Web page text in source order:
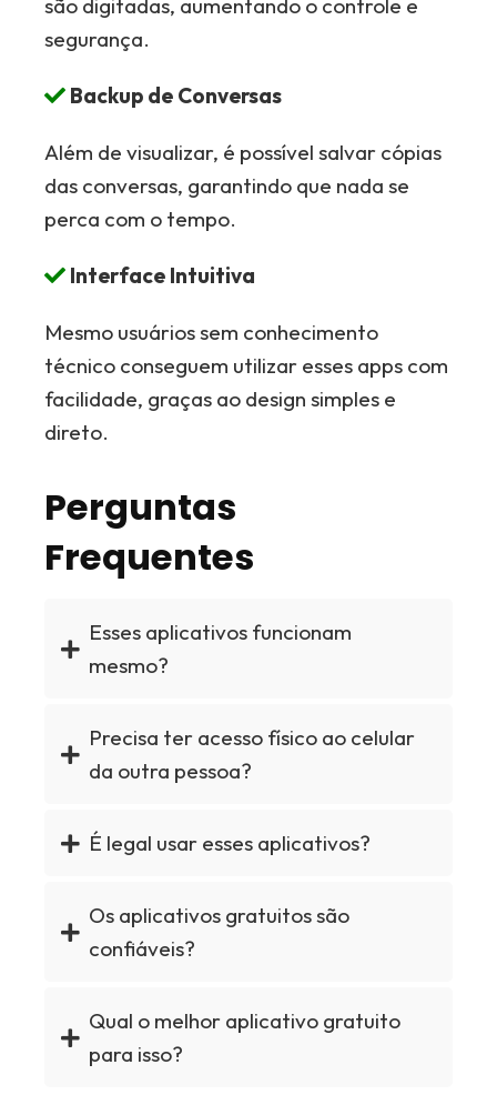
são digitadas, aumentando o controle e
segurança.
Backup de Conversas
Além de visualizar, é possível salvar cópias
das conversas, garantindo que nada se
perca com o tempo.
Interface Intuitiva
Mesmo usuários sem conhecimento
técnico conseguem utilizar esses apps com
facilidade, graças ao design simples e
direto.
Perguntas
Frequentes
Esses aplicativos funcionam
mesmo?
Precisa ter acesso físico ao celular
da outra pessoa?
É legal usar esses aplicativos?
Os aplicativos gratuitos são
confiáveis?
Qual o melhor aplicativo gratuito
para isso?